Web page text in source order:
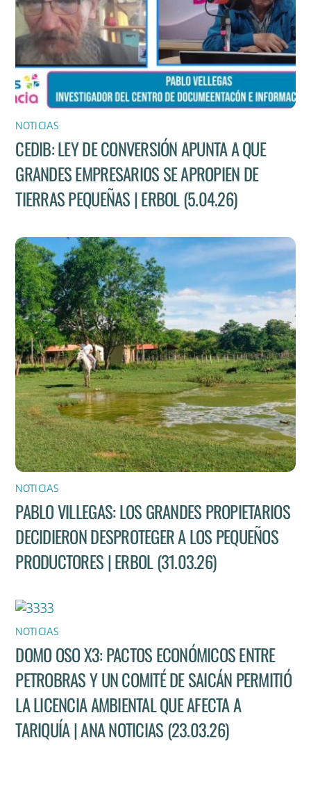
NOTICIAS
CEDIB: LEY DE CONVERSIÓN APUNTA A QUE
GRANDES EMPRESARIOS SE APROPIEN DE
TIERRAS PEQUEÑAS | ERBOL (5.04.26)
NOTICIAS
PABLO VILLEGAS: LOS GRANDES PROPIETARIOS
DECIDIERON DESPROTEGER A LOS PEQUEÑOS
PRODUCTORES | ERBOL (31.03.26)
NOTICIAS
DOMO OSO X3: PACTOS ECONÓMICOS ENTRE
PETROBRAS Y UN COMITÉ DE SAICÁN PERMITIÓ
LA LICENCIA AMBIENTAL QUE AFECTA A
TARIQUÍA | ANA NOTICIAS (23.03.26)